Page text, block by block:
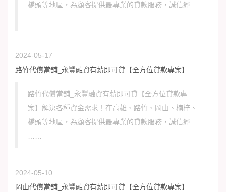
橋頭等地區，為顧客提供最專業的貸款服務，誠信經
……
2024-05-17
路竹代償當舖_永豐融資有薪即可貸【全方位貸款專案】
路竹代償當舖_永豐融資有薪即可貸【全方位貸款專
案】解決各種資金需求！在高雄、路竹、岡山、楠梓、
橋頭等地區，為顧客提供最專業的貸款服務，誠信經
……
2024-05-10
岡山代償當舖_永豐融資有薪即可貸【全方位貸款專案】